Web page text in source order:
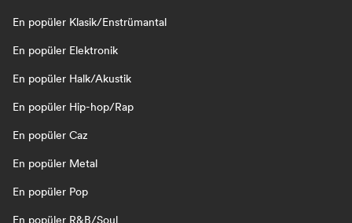
En popüler Klasik/Enstrümantal
En popüler Elektronik
En popüler Halk/Akustik
En popüler Hip-hop/Rap
En popüler Caz
En popüler Metal
En popüler Pop
En popüler R&B/Soul